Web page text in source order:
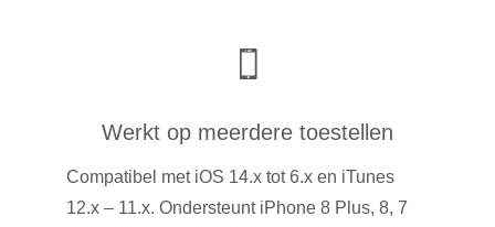
Werkt op meerdere toestellen
Compatibel met iOS 14.x tot 6.x en iTunes
12.x – 11.x. Ondersteunt iPhone 8 Plus, 8, 7